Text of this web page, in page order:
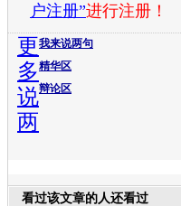
户注册”进行注册！
我来说两句
精华区
辩论区
更
多
说
两
看过该文章的人还看过